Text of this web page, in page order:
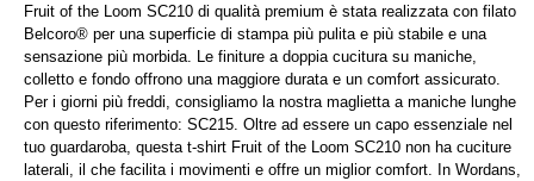
Fruit of the Loom SC210 di qualità premium è stata realizzata con filato
Belcoro® per una superficie di stampa più pulita e più stabile e una
sensazione più morbida. Le finiture a doppia cucitura su maniche,
colletto e fondo offrono una maggiore durata e un comfort assicurato.
Per i giorni più freddi, consigliamo la nostra maglietta a maniche lunghe
con questo riferimento: SC215. Oltre ad essere un capo essenziale nel
tuo guardaroba, questa t-shirt Fruit of the Loom SC210 non ha cuciture
laterali, il che facilita i movimenti e offre un miglior comfort. In Wordans,